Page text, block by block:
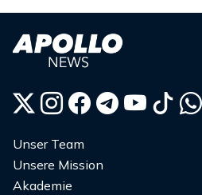
Unser Team
Unsere Mission
Akademie